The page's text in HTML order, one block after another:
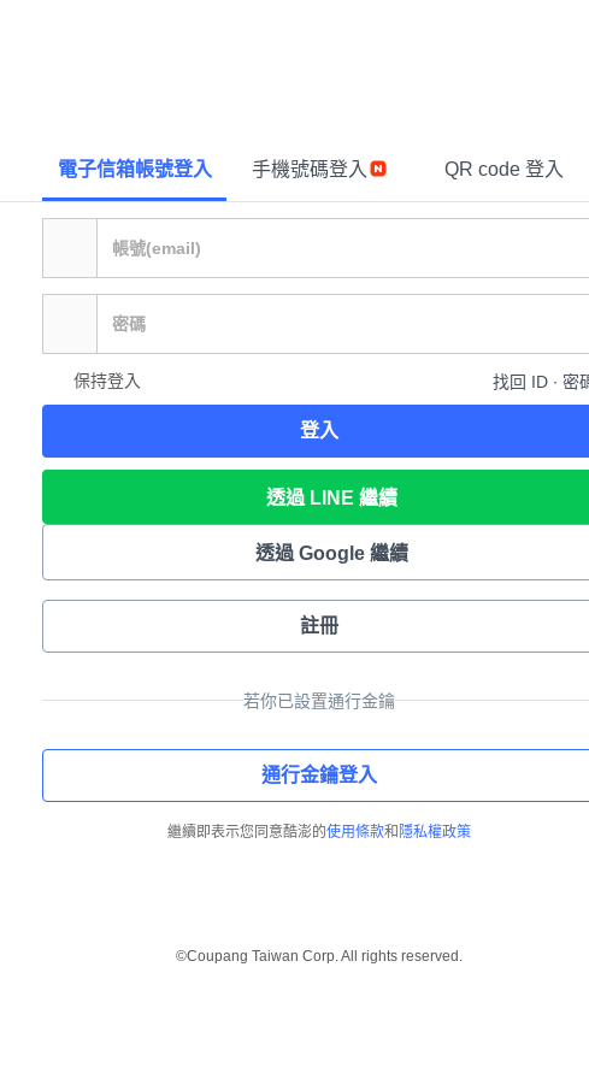
電子信箱帳號登入 手機號碼登入 QR code 登入
保持登入 找回 ID ∙ 密
登入
透過 LINE 繼續
透過 Google 繼續
註冊
若你已設置通行金鑰
通行金鑰登入
繼續即表示您同意酷澎的使用條款和 隱私權政策
©Coupang Taiwan Corp. All rights reserved.